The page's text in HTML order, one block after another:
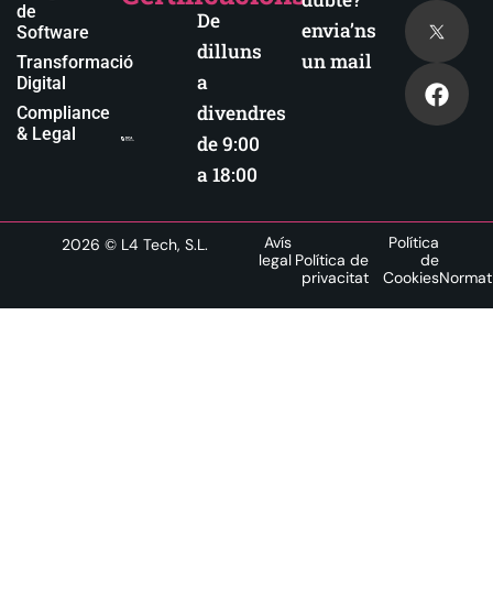
de
Software
Transformació
Digital
Compliance
& Legal
De
dilluns
a
divendres
de 9:00
a 18:00
envia’ns
un mail
2026 © L4 Tech, S.L.
Avís
legal Política de
privacitat
Política
de
Cookies